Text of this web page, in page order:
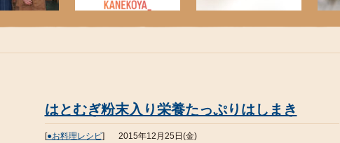
はとむぎ粉末入り栄養たっぷりはしまき
[●お料理レシピ] 2015年12月25日(金)